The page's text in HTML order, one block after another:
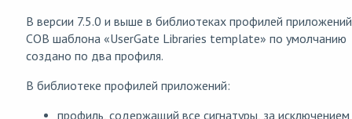
В версии 7.5.0 и выше в библиотеках профилей
СОВ шаблона «UserGate Libraries template» по умолчанию
создано по два профиля.
В библиотеке профилей приложений:
профиль, содержащий все сигнатуры, за исключением